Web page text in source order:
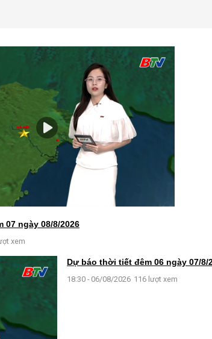
07 ngày 08/8/2026
xem
Dự báo thời tiết đêm 06 ngày 07/8/
18:30 - 06/08/2026 116 lượt xem